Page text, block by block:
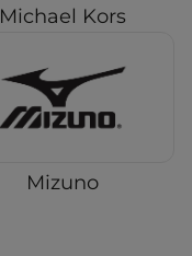
Michael Kors
Mizuno